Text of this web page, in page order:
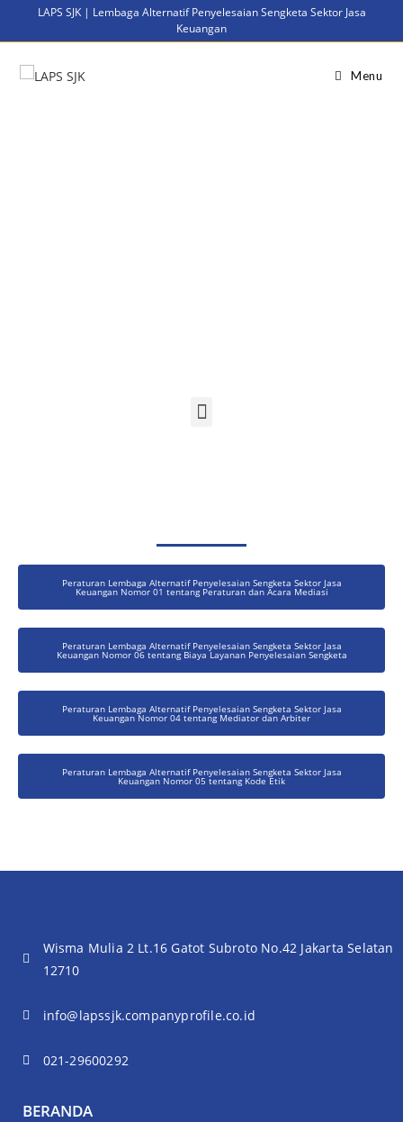
LAPS SJK | Lembaga Alternatif Penyelesaian Sengketa Sektor Jasa
Keuangan
Menu
Peraturan Lembaga Alternatif Penyelesaian Sengketa Sektor Jasa
Keuangan Nomor 01 tentang Peraturan dan Acara Mediasi
Peraturan Lembaga Alternatif Penyelesaian Sengketa Sektor Jasa
Keuangan Nomor 06 tentang Biaya Layanan Penyelesaian Sengketa
Peraturan Lembaga Alternatif Penyelesaian Sengketa Sektor Jasa
Keuangan Nomor 04 tentang Mediator dan Arbiter
Peraturan Lembaga Alternatif Penyelesaian Sengketa Sektor Jasa
Keuangan Nomor 05 tentang Kode Etik
Wisma Mulia 2 Lt.16 Gatot Subroto No.42 Jakarta Selatan
12710
info@lapssjk.companyprofile.co.id
021-29600292
BERANDA